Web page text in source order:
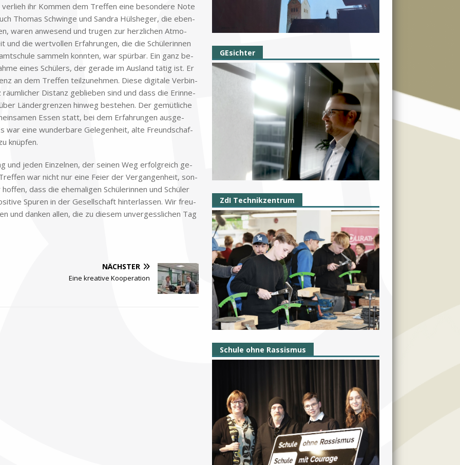
ihr Kom­men dem Tref­fen eine be­son­de­re Note
Tho­mas Schwin­ge und San­dra Hüls­he­ger, die eben­
wa­ren an­we­send und tru­gen zur herz­li­chen At­mo­
und die wert­vol­len Er­fah­run­gen, die die Schü­le­rin­nen
sam­meln konn­ten, war spür­bar. Ein ganz be­
ei­nes Schü­lers, der ge­ra­de im Aus­land tä­tig ist. Er
an dem Tref­fen teil­zu­neh­men. Die­se di­gi­ta­le Ver­bin­
Di­stanz ge­blie­ben sind und dass die Er­in­ne­
Län­der­gren­zen hin­weg be­stehen. Der ge­müt­li­che
Es­sen statt, bei dem Er­fah­run­gen aus­ge­
war eine wun­der­ba­re Ge­le­gen­heit, alte Freund­schaf­
knüp­fen.
und je­den Ein­zel­nen, der sei­nen Weg er­folg­reich ge­
war nicht nur eine Fei­er der Ver­gan­gen­heit, son­
dass die ehe­ma­li­gen Schü­le­rin­nen und Schü­ler
Spu­ren in der Ge­sell­schaft hin­ter­las­sen. Wir freu­
und dan­ken al­len, die zu die­sem un­ver­gess­li­chen Tag
NÄCHSTER
Eine kreative Kooperation
GEsichter
ZdI Technikzentrum
Schule ohne Rassismus